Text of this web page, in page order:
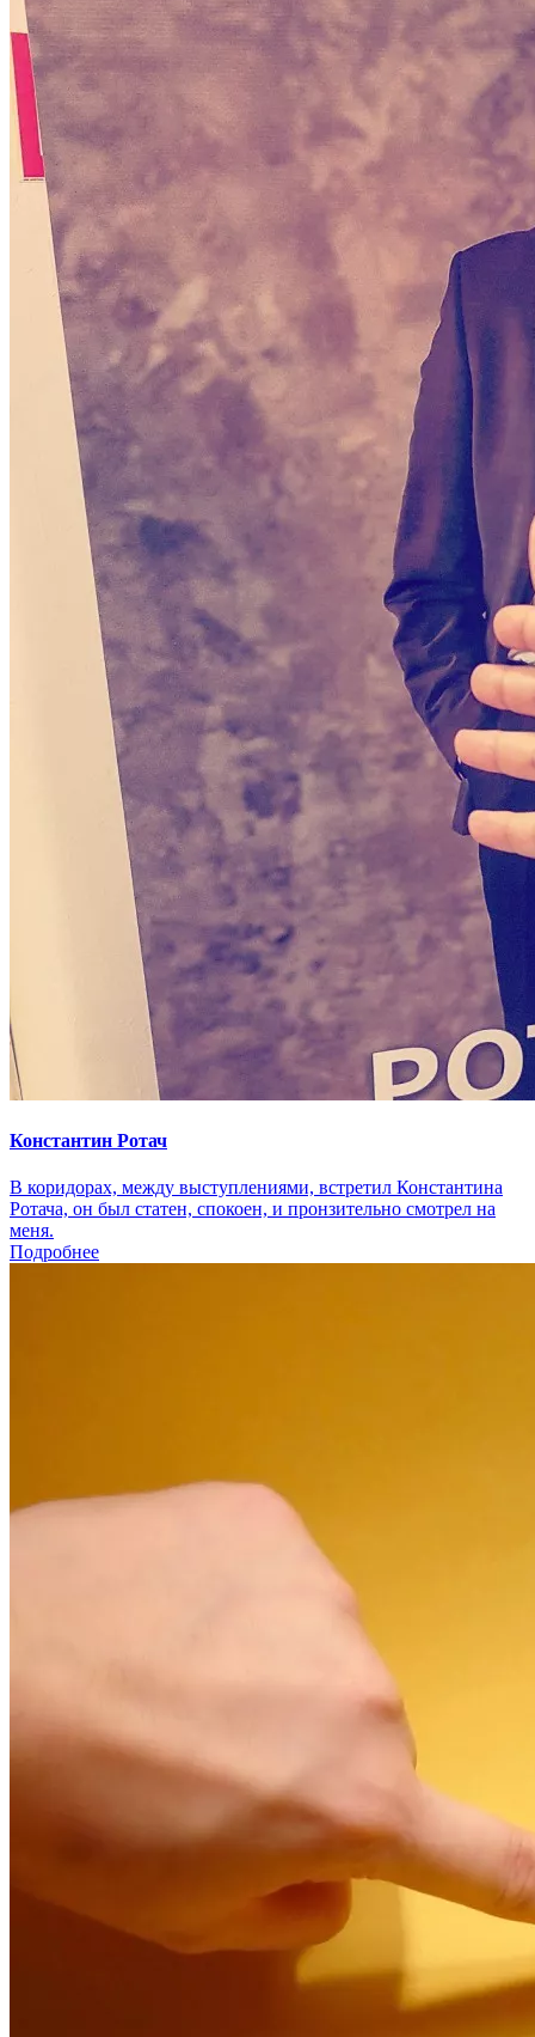
Константин Ротач
В коридорах, между выступлениями, встретил Константина
Ротача, он был статен, спокоен, и пронзительно смотрел на
меня.
Подробнее